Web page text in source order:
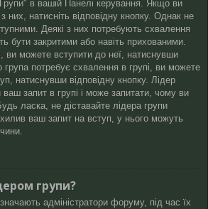
в вашій Панелі керування. Якщо ви
них, натисніть відповідну кнопку. Однак не
Деякі з них потребують схвалення
бути закритими або навіть прихованими.
ви можете вступити до неї, натиснувши
група потребує схвалення в групі, ви можете
натиснувши відповідну кнопку. Лідер
запит в групі і може запитати, чому ви
ласка, не діставайте лідера групи
ваш запит на вступ, у нього можуть
групи?
адміністратори форуму, під час їх